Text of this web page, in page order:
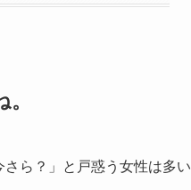
ら？」と戸惑う女性は多い